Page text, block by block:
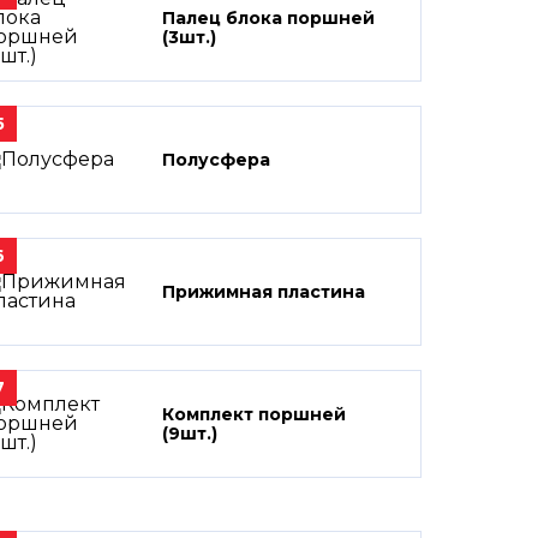
Палец блока поршней
(3шт.)
Полусфера
Прижимная пластина
Комплект поршней
(9шт.)